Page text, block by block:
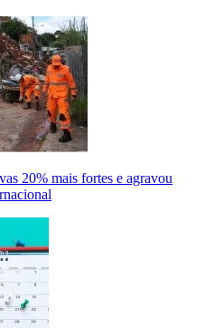
20% mais fortes e agravou